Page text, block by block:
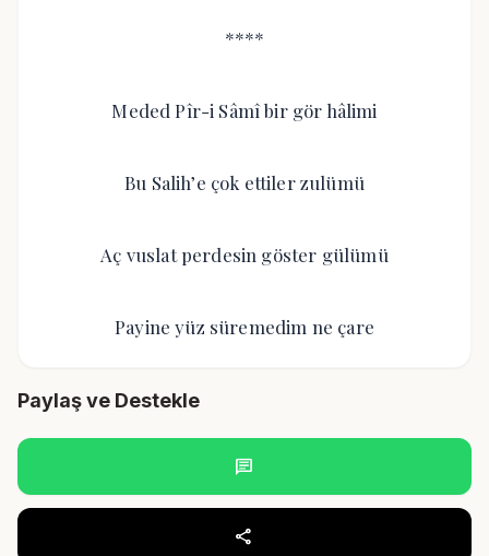
****
Meded Pîr-i Sâmî bir gör hâlimi
Bu Salih’e çok ettiler zulümü
Aç vuslat perdesin göster gülümü
Payine yüz süremedim ne çare
Paylaş ve Destekle
chat
share